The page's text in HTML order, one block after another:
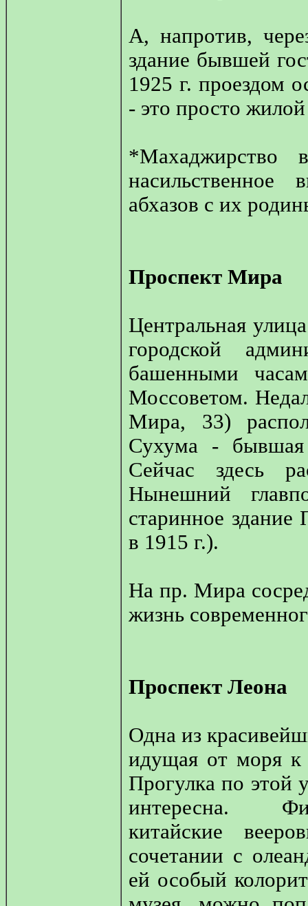
А, напротив,
здание бывшей
1925 г. проездом
- это просто
насильственное
абхазов с их
Проспект Мира
Центральная
городской
башенными
Моссоветом.
Мира, 33)
Сухума -
Сейчас здесь
Нынешний
старинное здание
в 1915 г.).
На пр. Мира
жизнь
Проспект Леона
Одна из
идущая от моря к
Прогулка по этой
интересна.
китайские
сочетании с
ей особый